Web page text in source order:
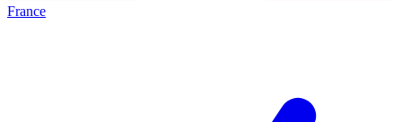
France